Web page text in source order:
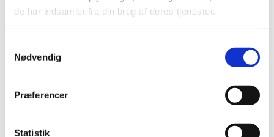
de har indsamlet fra din brug af deres tjenester.
Nødvendig
Præferencer
Statistik